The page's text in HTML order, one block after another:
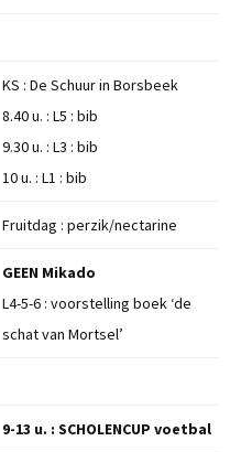
KS : De Schuur in Borsbeek
8.40 u. : L5 : bib
9.30 u. : L3 : bib
10 u. : L1 : bib
Fruitdag : perzik/nectarine
GEEN Mikado
L4-5-6 : voorstelling boek ‘de
schat van Mortsel’
9-13 u. : SCHOLENCUP voetbal